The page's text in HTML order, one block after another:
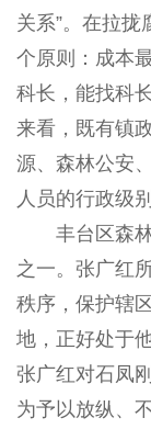
关系”。在拉
个原则：成本
科长，能找科
来看，既有镇
源、森林公安
人员的行政级
丰台区森林
之一。张广红
秩序，保护辖
地，正好处于
张广红对石凤
为予以放纵、